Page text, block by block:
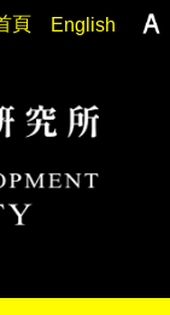
頁 English